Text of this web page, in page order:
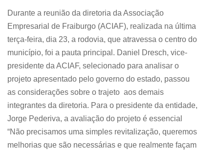
Durante a reunião da diretoria da Associação
Empresarial de Fraiburgo (ACIAF), realizada na última
terça-feira, dia 23, a rodovia, que atravessa o centro do
município, foi a pauta principal. Daniel Dresch, vice-
presidente da ACIAF, selecionado para analisar o
projeto apresentado pelo governo do estado, passou
as considerações sobre o trajeto aos demais
integrantes da diretoria. Para o presidente da entidade,
Jorge Pederiva, a avaliação do projeto é essencial
“Não precisamos uma simples revitalização, queremos
melhorias que são necessárias e que realmente façam